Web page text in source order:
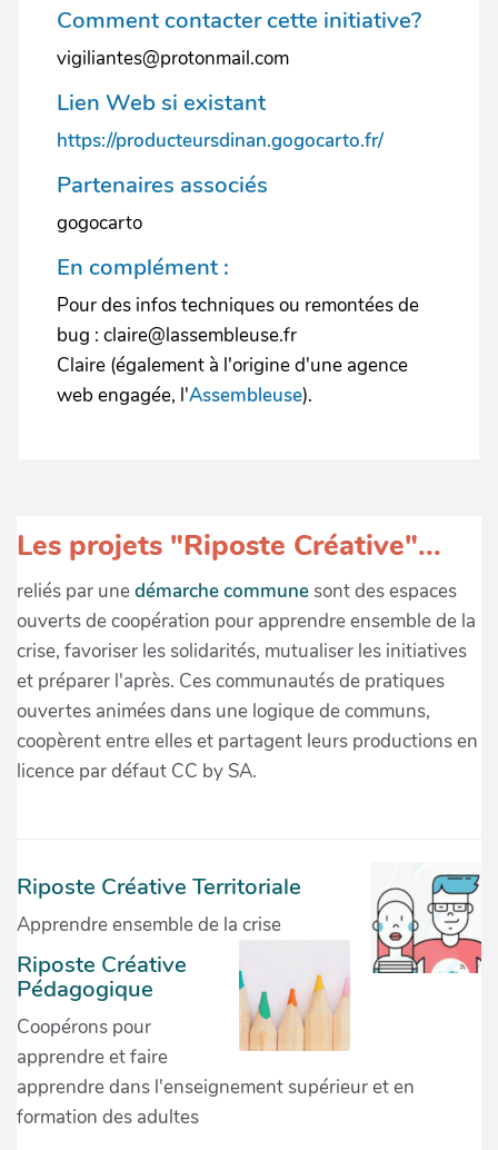
Comment contacter cette initiative?
vigiliantes@protonmail.com
Lien Web si existant
https://producteursdinan.gogocarto.fr/
Partenaires associés
gogocarto
En complément :
Pour des infos techniques ou remontées de
bug : claire@lassembleuse.fr
Claire (également à l'origine d'une agence
web engagée, l'Assembleuse).